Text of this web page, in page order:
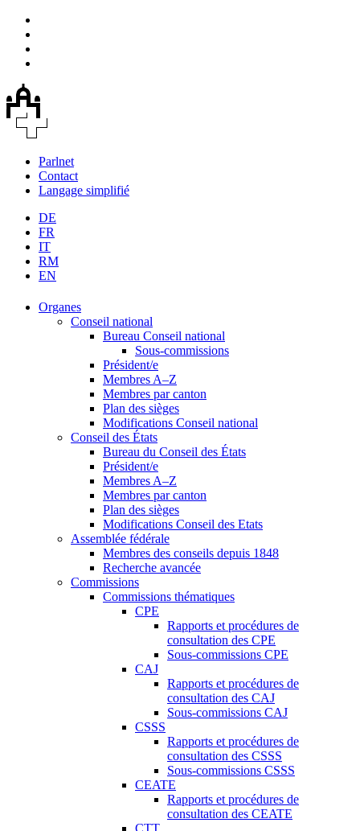
Parlnet
Contact
Langage simplifié
DE
FR
IT
RM
EN
Organes
Conseil national
Bureau Conseil national
Sous-commissions
Président/e
Membres A–Z
Membres par canton
Plan des sièges
Modifications Conseil national
Conseil des États
Bureau du Conseil des États
Président/e
Membres A–Z
Membres par canton
Plan des sièges
Modifications Conseil des Etats
Assemblée fédérale
Membres des conseils depuis 1848
Recherche avancée
Commissions
Commissions thématiques
CPE
Rapports et procédures de
consultation des CPE
Sous-commissions CPE
CAJ
Rapports et procédures de
consultation des CAJ
Sous-commissions CAJ
CSSS
Rapports et procédures de
consultation des CSSS
Sous-commissions CSSS
CEATE
Rapports et procédures de
consultation des CEATE